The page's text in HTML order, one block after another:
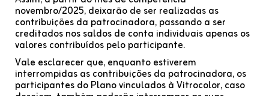
novembro/2025, deixarão de ser realizadas as
contribuições da patrocinadora, passando a ser
creditados nos saldos de conta individuais apenas os
valores contribuídos pelo participante.
Vale esclarecer que, enquanto estiverem
interrompidas as contribuições da patrocinadora, os
participantes do Plano vinculados à Vitrocolor, caso